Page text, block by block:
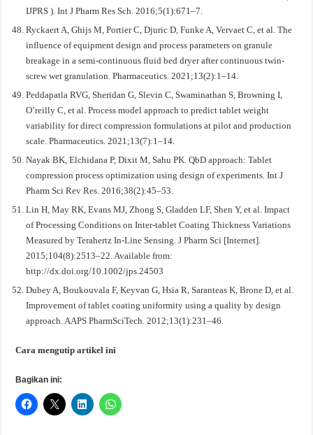
IJPRS ). Int J Pharm Res Sch. 2016;5(1):671–7.
Ryckaert A, Ghijs M, Portier C, Djuric D, Funke A, Vervaet C, et al. The
influence of equipment design and process parameters on granule
breakage in a semi-continuous fluid bed dryer after continuous twin-
screw wet granulation. Pharmaceutics. 2021;13(2):1–14.
Peddapatla RVG, Sheridan G, Slevin C, Swaminathan S, Browning I,
O’reilly C, et al. Process model approach to predict tablet weight
variability for direct compression formulations at pilot and production
scale. Pharmaceutics. 2021;13(7):1–14.
Nayak BK, Elchidana P, Dixit M, Sahu PK. QbD approach: Tablet
compression process optimization using design of experiments. Int J
Pharm Sci Rev Res. 2016;38(2):45–53.
Lin H, May RK, Evans MJ, Zhong S, Gladden LF, Shen Y, et al. Impact
of Processing Conditions on Inter-tablet Coating Thickness Variations
Measured by Terahertz In-Line Sensing. J Pharm Sci [Internet].
2015;104(8):2513–22. Available from:
http://dx.doi.org/10.1002/jps.24503
Dubey A, Boukouvala F, Keyvan G, Hsia R, Saranteas K, Brone D, et al.
Improvement of tablet coating uniformity using a quality by design
approach. AAPS PharmSciTech. 2012;13(1):231–46.
Cara mengutip artikel ini
Bagikan ini: